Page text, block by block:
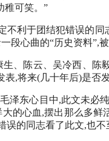
稚可笑。”
利于团结犯错误的
段心曲的“历史资料”,
、陈云、吴冷西、陈
,将来(几十年后)是否
东心目中,此文未
的心血,摆出那么多
的同志看了此文,也不